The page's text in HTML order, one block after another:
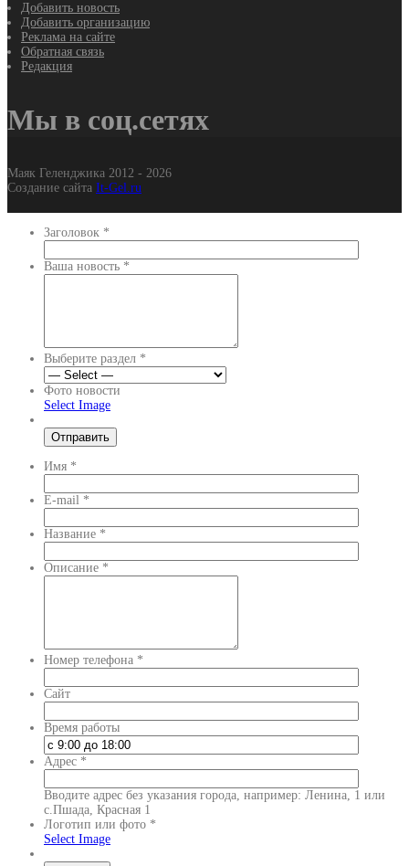
Добавить новость
Добавить организацию
Реклама на сайте
Обратная связь
Редакция
Мы в соц.сетях
Маяк Геленджика 2012 - 2026
Создание сайта It-Gel.ru
Заголовок *
Ваша новость *
Выберите раздел *
Фото новости
Select Image
Имя *
E-mail *
Название *
Описание *
Номер телефона *
Сайт
Время работы
Адрес *
Вводите адрес без указания города, например: Ленина, 1 или
с.Пшада, Красная 1
Логотип или фото *
Select Image